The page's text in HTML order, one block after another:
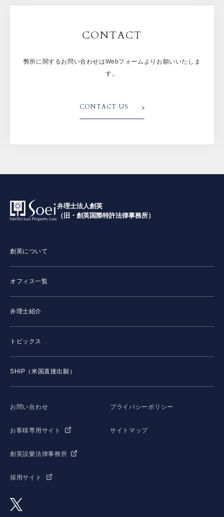
CONTACT
弊所に関するお問い合わせはWebフォームよりお願いいたしま
す。
CONTACT US
弁理士法人創英
（旧・創英国際特許法律事務所）
創英について
オフィス一覧
弁理士紹介
トピックス
SHIP（米国直接出願）
お問い合わせ
お客様専用サイト
創英設樂法律事務所
採用サイト
プライバシーポリシー
サイトマップ